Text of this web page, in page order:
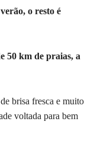
o resto é
50 km de praias, a
brisa fresca e muito
voltada para bem